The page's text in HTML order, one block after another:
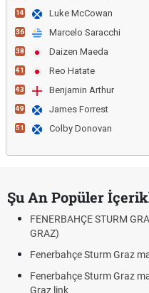
14 Luke McCowan
36 Marcelo Saracchi
38 Daizen Maeda
41 Reo Hatate
43 Benjamin Arthur
49 James Forrest
51 Colby Donovan
Şu An Popüler
FENERBAHÇE STURM
GRAZ)
Fenerbahçe Sturm Graz
Fenerbahçe Sturm Graz
Graz link